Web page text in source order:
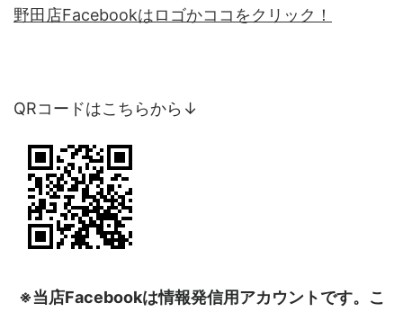
野田店Facebookはロゴかココをクリック！
QRコードはこちらから↓
※当店Facebookは情報発信用アカウントです。こ